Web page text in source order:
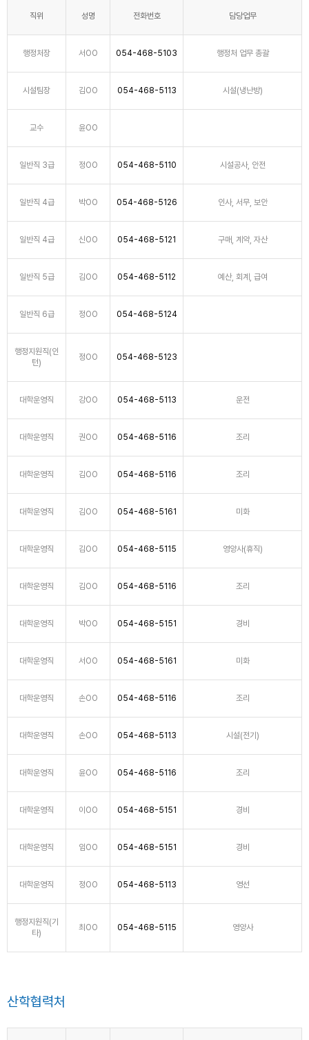
직위 성명 전화번호 담당업무
행정처장 서OO 054-468-5103 행정처 업무 총괄
시설팀장 김OO 054-468-5113 시설(냉난방)
교수 윤OO
일반직 3급 정OO 054-468-5110 시설공사, 안전
일반직 4급 박OO 054-468-5126 인사, 서무, 보안
일반직 4급 신OO 054-468-5121 구매, 계약, 자산
일반직 5급 김OO 054-468-5112 예산, 회계, 급여
일반직 6급 정OO 054-468-5124
행정지원직(인
턴)
정OO 054-468-5123
대학운영직 강OO 054-468-5113 운전
대학운영직 권OO 054-468-5116 조리
대학운영직 김OO 054-468-5116 조리
대학운영직 김OO 054-468-5161 미화
대학운영직 김OO 054-468-5115 영양사(휴직)
대학운영직 김OO 054-468-5116 조리
대학운영직 박OO 054-468-5151 경비
대학운영직 서OO 054-468-5161 미화
대학운영직 손OO 054-468-5116 조리
대학운영직 손OO 054-468-5113 시설(전기)
대학운영직 윤OO 054-468-5116 조리
대학운영직 이OO 054-468-5151 경비
대학운영직 임OO 054-468-5151 경비
대학운영직 정OO 054-468-5113 영선
행정지원직(기
타)
최OO 054-468-5115 영양사
산학협력처